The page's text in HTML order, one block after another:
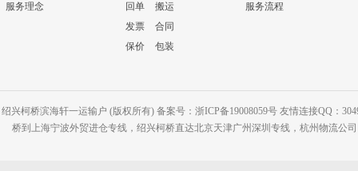
服务理念
回单
搬运
发票
合同
保价
包装
服务流程
绍兴柯桥滨海轩一运输户 (版权所有) 备案号：浙ICP备19008059号 友情连接QQ：
桥到上海宁波外贸进仓专线，绍兴柯桥直达北京天津广州深圳专线，杭州物流公